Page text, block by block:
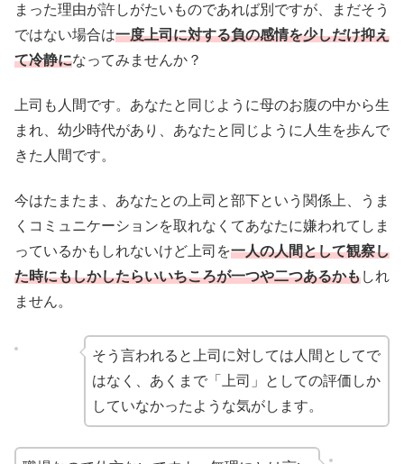
まった理由が許しがたいものであれば別ですが、まだそう
ではない場合は一度上司に対する負の感情を少しだけ抑え
て冷静になってみませんか？
上司も人間です。あなたと同じように母のお腹の中から生
まれ、幼少時代があり、あなたと同じように人生を歩んで
きた人間です。
今はたまたま、あなたとの上司と部下という関係上、うま
くコミュニケーションを取れなくてあなたに嫌われてしま
っているかもしれないけど上司を一人の人間として観察し
た時にもしかしたらいいちころが一つや二つあるかもしれ
ません。
そう言われると上司に対しては人間としてで
はなく、あくまで「上司」としての評価しか
していなかったような気がします。